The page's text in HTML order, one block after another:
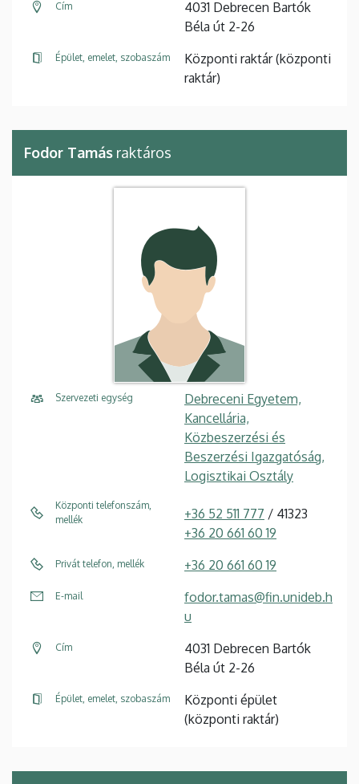
Cím
4031 Debrecen Bartók
Béla út 2-26
Épület, emelet, szobaszám
Központi raktár (központi
raktár)
Fodor Tamás raktáros
Szervezeti egység
Debreceni Egyetem,
Kancellária,
Közbeszerzési és
Beszerzési Igazgatóság,
Logisztikai Osztály
Központi telefonszám,
mellék
+36 52 511 777 / 41323
+36 20 661 60 19
Privát telefon, mellék +36 20 661 60 19
E-mail
fodor.tamas@fin.unideb.h
u
Cím
4031 Debrecen Bartók
Béla út 2-26
Épület, emelet, szobaszám
Központi épület
(központi raktár)